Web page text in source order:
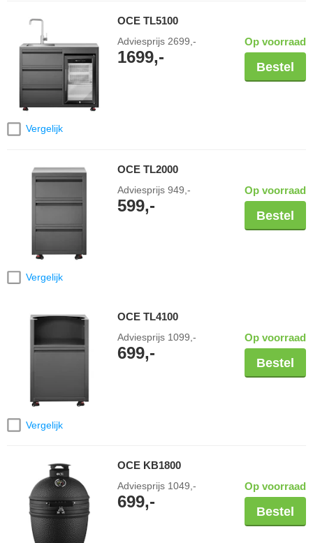
Vergelijk
OCE TL5100
Adviesprijs 2699,-
1699,-
Op voorraad
Bestel
Vergelijk
OCE TL2000
Adviesprijs 949,-
599,-
Op voorraad
Bestel
Vergelijk
OCE TL4100
Adviesprijs 1099,-
699,-
Op voorraad
Bestel
OCE KB1800
Adviesprijs 1049,-
699,-
Op voorraad
Bestel